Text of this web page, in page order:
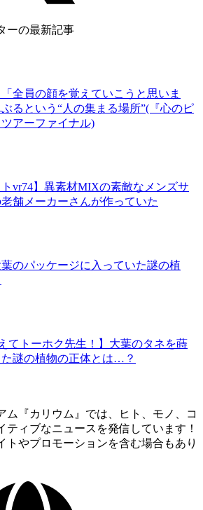
「全員の顔を覚えていこうと思いま
るという“人の集まる場所”(『心のピ
アーファイナル)
トvr74】異素材MIXの素敵なメンズサ
舗メーカーさんが作っていた
葉のパッケージに入っていた謎の植
てトーホク先生！】大葉のタネを蒔
謎の植物の正体とは…？
ム『カリウム』では、ヒト、モノ、コ
ティブなニュースを発信しています！
トやプロモーションを含む場合もあり